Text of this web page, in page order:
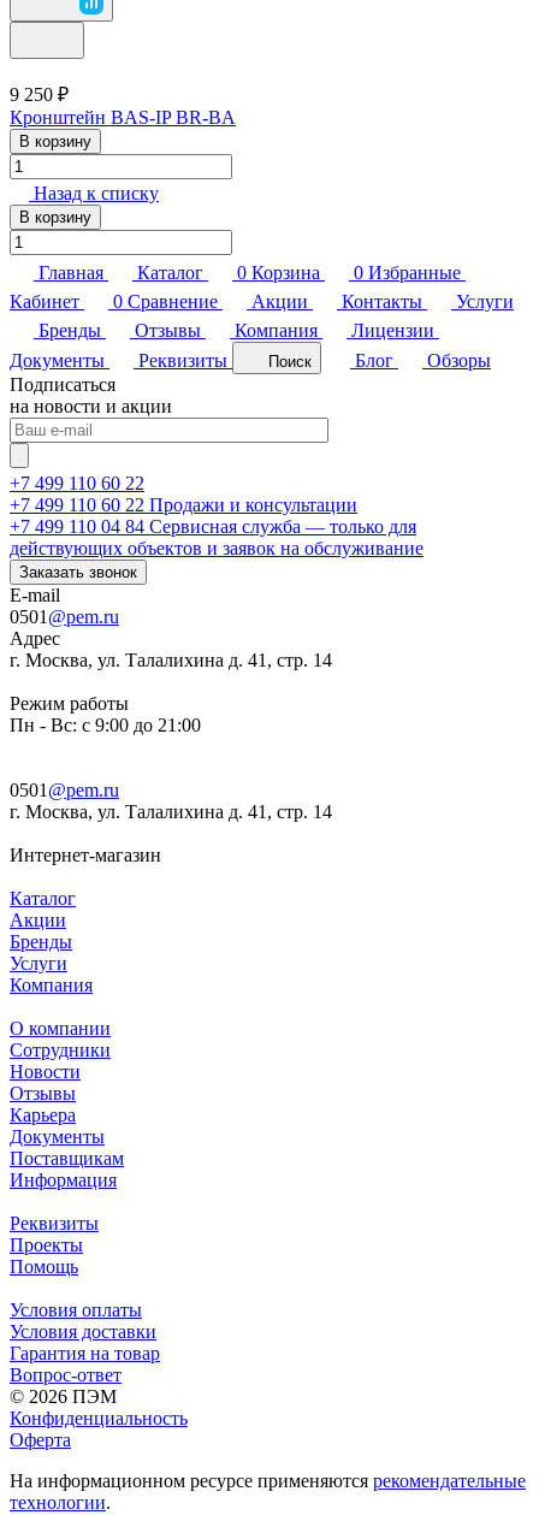
9 250 ₽
Кронштейн BAS-IP BR-BA
В корзину
Назад к списку
В корзину
Главная Каталог 0 Корзина 0 Избранные
Кабинет
0 Сравнение Акции Контакты
Услуги
Бренды
Отзывы Компания
Лицензии
Документы
Реквизиты Поиск Блог
Обзоры
Подписаться
на новости и акции
+7 499 110 60 22
+7 499 110 60 22 Продажи и консультации
+7 499 110 04 84 Сервисная служба — только для
действующих объектов и заявок на обслуживание
Заказать звонок
E-mail
0501 @pem.ru
Адрес
г. Москва, ул. Талалихина д. 41, стр. 14
Режим работы
Пн - Вс: с 9:00 до 21:00
0501 @pem.ru
г. Москва, ул. Талалихина д. 41, стр. 14
Интернет-магазин
Каталог
Акции
Бренды
Услуги
Компания
О компании
Сотрудники
Новости
Отзывы
Карьера
Документы
Поставщикам
Информация
Реквизиты
Проекты
Помощь
Условия оплаты
Условия доставки
Гарантия на товар
Вопрос-ответ
© 2026 ПЭМ
Конфиденциальность
Оферта
На информационном ресурсе применяются рекомендательные
технологии.